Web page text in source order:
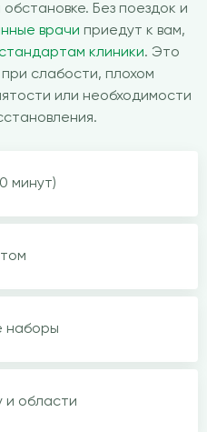
Без поездок и
врачи приедут к вам,
стандартам клиники. Это
слабости, плохом
или необходимости
минут)
наборы
и области